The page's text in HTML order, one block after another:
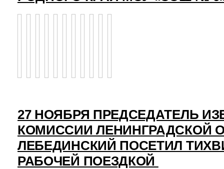
27 НОЯБРЯ ПРЕДСЕДАТЕЛЬ
КОМИССИИ ЛЕНИНГРАДСКОЙ
ЛЕБЕДИНСКИЙ ПОСЕТИЛ
РАБОЧЕЙ ПОЕЗДКОЙ